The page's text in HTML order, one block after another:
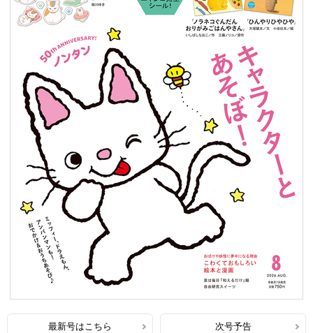
最新号はこちら 次号予告